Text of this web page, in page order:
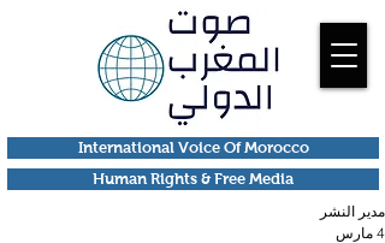
Human Rights & Free Media
International Voice Of Morocco
مدير النشر
4 مارس